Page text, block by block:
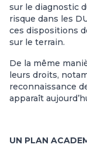
sur le diagnostic
risque dans les
ces dispositions
sur le terrain.
De la même
leurs droits,
reconnaissance
apparaît
UN PLAN